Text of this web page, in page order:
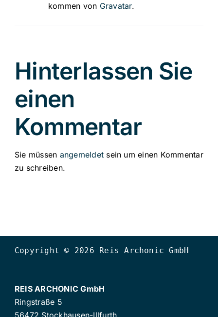
kommen von Gravatar.
Hinterlassen Sie
einen
Kommentar
Sie müssen angemeldet sein um einen Kommentar
zu schreiben.
Copyright © 2026 Reis Archonic GmbH
REIS ARCHONIC GmbH
Ringstraße 5
56472 Stockhausen-Illfurth